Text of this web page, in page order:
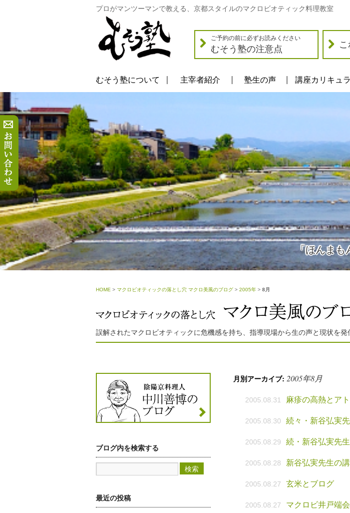
プロがマンツーマンで教える、京都スタイルのマクロビオティック料理教室
ご予約の前に必ずお読みください
むそう塾の注意点
むそう塾について 主宰者紹介 塾生の声 講座カリキュ
「ほんまも
HOME > マクロビオティックの落とし穴 マクロ美風のブログ > 2005年 > 8月
誤解されたマクロビオティックに危機感を持ち、指導現場から生の声と現状を発
月別アーカイブ: 2005年8月
2005.08.31 麻疹の高熱とア
2005.08.30 続々・新谷弘実
2005.08.29 続・新谷弘実先
2005.08.28 新谷弘実先生の
2005.08.27 玄米とブログ
2005.08.27 マクロビ井戸端
ブログ内を検索する
最近の投稿